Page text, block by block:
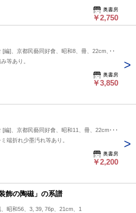
奥書房
￥2,750
[編]、京都民藝同好會、昭和8、冊、22cm、1
等あり。
奥書房
￥3,850
[編]、京都民藝同好會、昭和11、冊、22cm、1
端折れ少墨汚れ等あり。
奥書房
￥2,200
飾の陶磁」の系譜
昭和56、3, 39, 76p、21cm、1